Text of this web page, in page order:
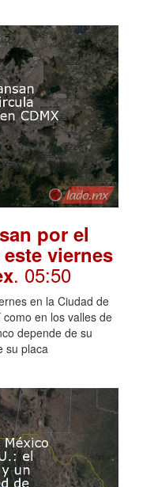
por el
viernes
. 05:50
en la Ciudad de
en los valles de
depende de su
su placa